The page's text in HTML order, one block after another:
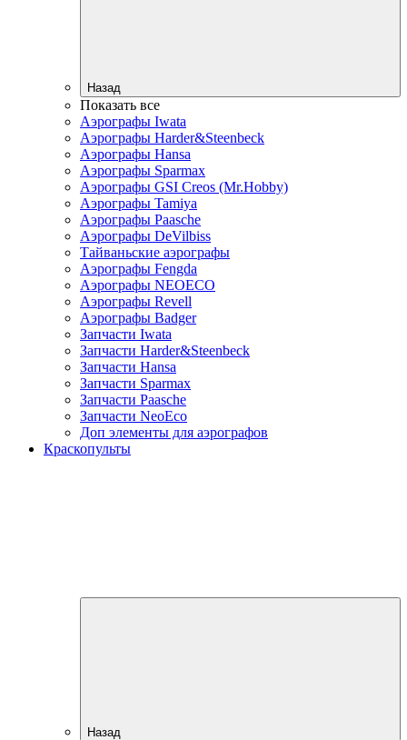
Назад
Показать все
Аэрографы Iwata
Аэрографы Harder&Steenbeck
Аэрографы Hansa
Аэрографы Sparmax
Аэрографы GSI Creos (Mr.Hobby)
Аэрографы Tamiya
Аэрографы Paasche
Аэрографы DeVilbiss
Тайваньские аэрографы
Аэрографы Fengda
Аэрографы NEOECO
Аэрографы Revell
Аэрографы Badger
Запчасти Iwata
Запчасти Harder&Steenbeck
Запчасти Hansa
Запчасти Sparmax
Запчасти Paasche
Запчасти NeoEco
Доп элементы для аэрографов
Краскопульты
Назад